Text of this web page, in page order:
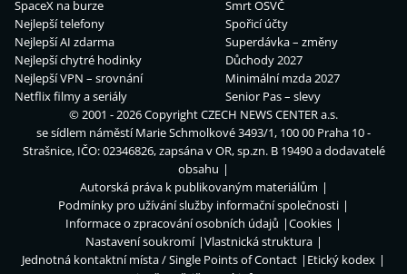
SpaceX na burze
Nejlepší telefony
Nejlepší AI zdarma
Nejlepší chytré hodinky
Nejlepší VPN – srovnání
Netflix filmy a seriály
Smrt OSVČ
Spořicí účty
Superdávka – změny
Důchody 2027
Minimální mzda 2027
Senior Pas – slevy
© 2001 - 2026 CopyrightCZECH NEWS CENTER a.s.
se sídlem náměstí Marie Schmolkové 3493/1, 100 00 Praha 10 -
Strašnice, IČO: 02346826, zapsána v OR, sp.zn. B 19490 a dodavatelé
obsahu
Autorská práva k publikovaným materiálům
Podmínky pro užívání služby informační společnosti
Informace o zpracování osobních údajů
Cookies
Nastavení soukromí
Vlastnická struktura
Jednotná kontaktní místa / Single Points of Contact
Etický kodex